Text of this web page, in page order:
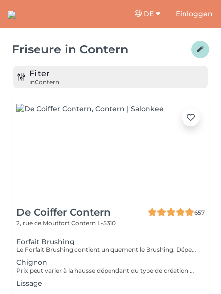
DE Einloggen
Friseure in Contern
Filter
inContern
De Coiffer Contern
657
2, rue de Moutfort Contern L-5310
Forfait Brushing
Le Forfait Brushing contient uniquement le Brushing. Dépendant de la longueur des cheveux, le prix peut varier. En cas de questions veuillez appeler au +352 26 35 02 89.
Chignon
Prix peut varier à la hausse dépendant du type de création finalement réalisée.
Lissage